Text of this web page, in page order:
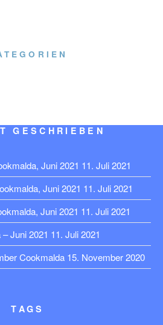
GESCHRIEBEN
Juni 2021 11. Juli 2021
Juni 2021 11. Juli 2021
Juni 2021 11. Juli 2021
Juni 2021 11. Juli 2021
Cookmalda 15. November 2020
TAGS